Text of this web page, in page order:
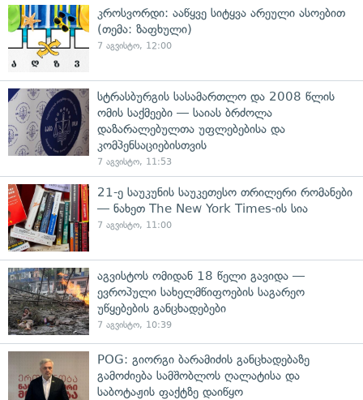
კროსვორდი: ააწყვე სიტყვა არეული ასოებით
(თემა: ზაფხული)
7 აგვისტო, 12:00
სტრასბურგის სასამართლო და 2008 წლის
ომის საქმეები — საიას ბრძოლა
დაზარალებულთა უფლებებისა და
კომპენსაციებისთვის
7 აგვისტო, 11:53
21-ე საუკუნის საუკეთესო თრილერი რომანები
— ნახეთ The New York Times-ის სია
7 აგვისტო, 11:00
აგვისტოს ომიდან 18 წელი გავიდა —
ევროპული სახელმწიფოების საგარეო
უწყებების განცხადებები
7 აგვისტო, 10:39
POG: გიორგი ბარამიძის განცხადებაზე
გამოძიება სამშობლოს ღალატისა და
საბოტაჟის ფაქტზე დაიწყო